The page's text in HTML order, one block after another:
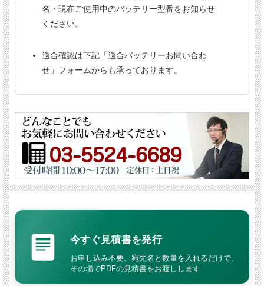
名・現在ご使用中のバッテリー型番をお知らせ
ください。
適合確認は下記「適合バッテリーお問い合わ
せ」フォームからも承っております。
今すぐ見積書を発行
お申し込み不要。宛先名と数量を入れるだけで、
その場でPDFの見積書をお渡しします